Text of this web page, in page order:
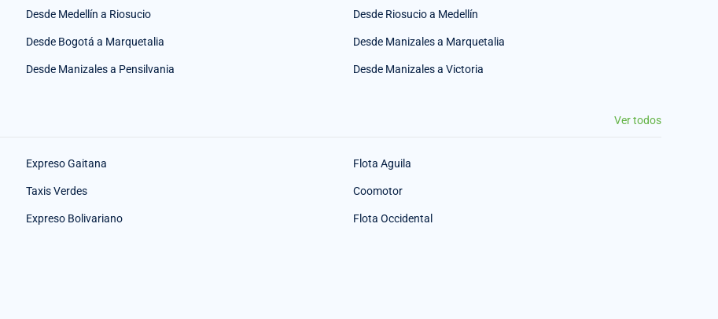
Desde Medellín a Riosucio Desde Riosucio a Medellín
Desde Bogotá a Marquetalia Desde Manizales a Marquetalia
Desde Manizales a Pensilvania Desde Manizales a Victoria
Ver todos
Expreso Gaitana Flota Aguila
Taxis Verdes Coomotor
Expreso Bolivariano Flota Occidental